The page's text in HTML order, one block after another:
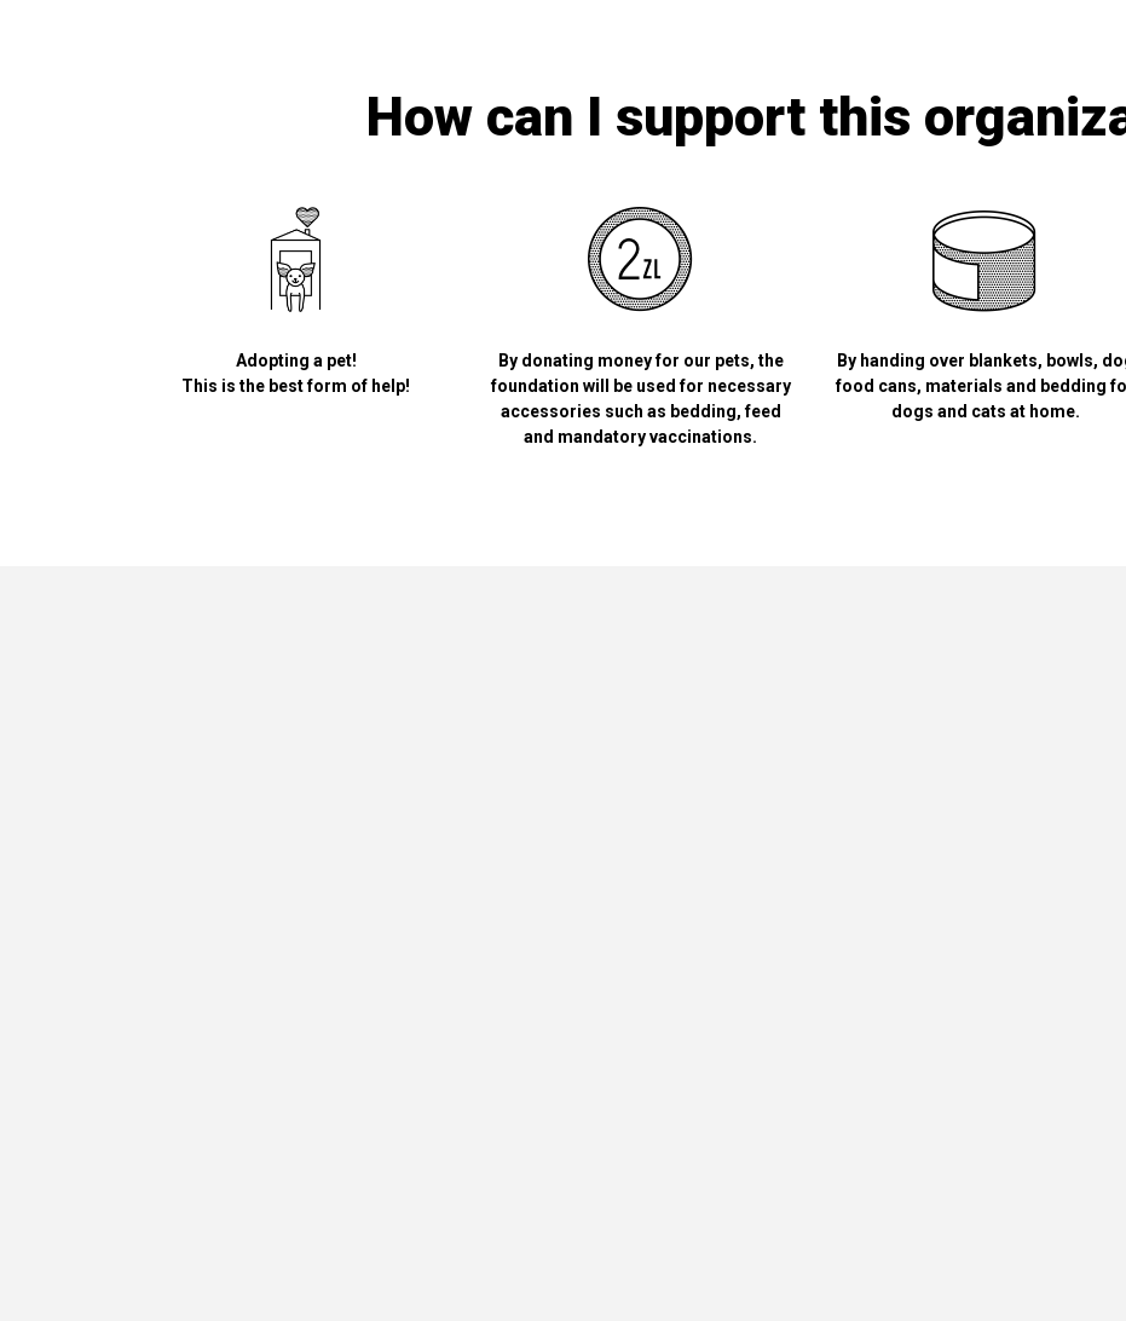
How can I support this
Adopting a pet!
This is the best form of help!
By donating money for our pets, the
foundation will be used for necessary
accessories such as bedding, feed
and mandatory vaccinations.
By handing over blankets, bowls,
food cans, materials and bedding
dogs and cats at home.